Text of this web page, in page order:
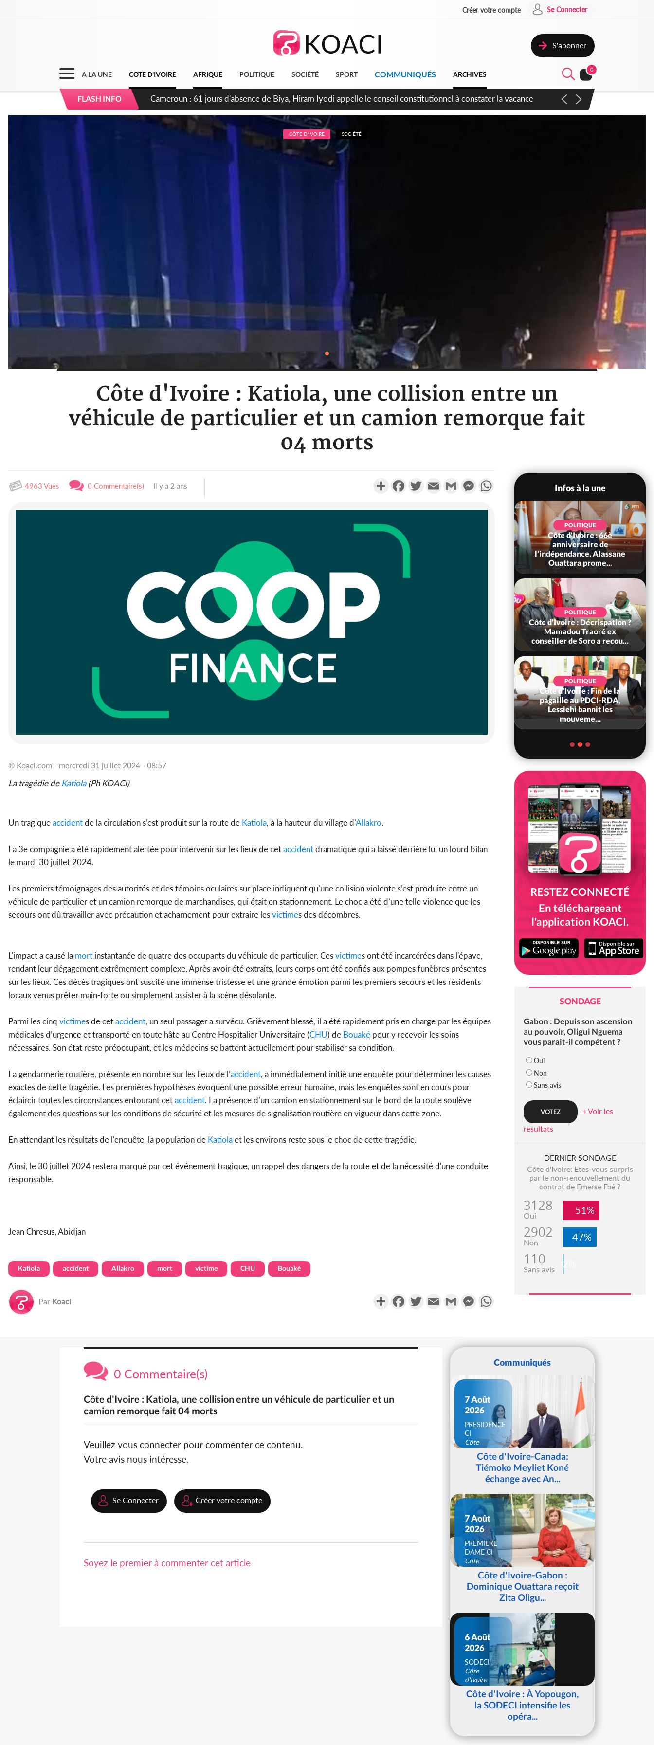
Créer votre compte Se Connecter
S'abonner
A LA UNE COTE D'IVOIRE AFRIQUE POLITIQUE SOCIÉTÉ SPORT COMMUNIQUÉS ARCHIVES
0
FLASH INFO Côte d'Ivoire : Fin de la pagaille au PDCI-RDA, Lessiehi bannit les mouvements sauvages
CÔTE D'IVOIRE SOCIÉTÉ
Côte d'Ivoire : Katiola, une collision entre un
véhicule de particulier et un camion remorque fait
04 morts
4963 Vues 0 Commentaire(s) Il y a 2 ans PartagerFacebookTwitterEmail Gmail MessengerWhatsApp
© Koaci.com - mercredi 31 juillet 2024 - 08:57
La tragédie deKatiola(Ph KOACI)
Un tragiqueaccidentde la circulation s’est produit sur la route de Katiola, à la hauteur du village d’Allakro.
La 3e compagnie a été rapidement alertée pour intervenir sur les lieux de cetaccidentdramatique qui a laissé derrière lui un lourd bilan
le mardi 30 juillet 2024.
Les premiers témoignages des autorités et des témoins oculaires sur place indiquent qu’une collision violente s’est produite entre un
véhicule de particulier et un camion remorque de marchandises, qui était en stationnement. Le choc a été d’une telle violence que les
secours ont dû travailler avec précaution et acharnement pour extraire lesvictimes des décombres.
L'impact a causé la mort instantanée de quatre des occupants du véhicule de particulier. Cesvictimes ont été incarcérées dans l'épave,
rendant leur dégagement extrêmement complexe. Après avoir été extraits, leurs corps ont été confiés aux pompes funèbres présentes
sur les lieux. Ces décès tragiques ont suscité une immense tristesse et une grande émotion parmi les premiers secours et les résidents
locaux venus prêter main-forte ou simplement assister à la scène désolante.
Parmi les cinq victimes de cetaccident, un seul passager a survécu. Grièvement blessé, il a été rapidement pris en charge par les équipes
médicales d’urgence et transporté en toute hâte au Centre Hospitalier Universitaire (CHU) de Bouaké pour y recevoir les soins
nécessaires. Son état reste préoccupant, et les médecins se battent actuellement pour stabiliser sa condition.
La gendarmerie routière, présente en nombre sur les lieux de l’accident, a immédiatement initié une enquête pour déterminer les causes
exactes de cette tragédie. Les premières hypothèses évoquent une possible erreur humaine, mais les enquêtes sont en cours pour
éclaircir toutes les circonstances entourant cetaccident. La présence d’un camion en stationnement sur le bord de la route soulève
également des questions sur les conditions de sécurité et les mesures de signalisation routière en vigueur dans cette zone.
En attendant les résultats de l'enquête, la population de Katiolaet les environs reste sous le choc de cette tragédie.
Ainsi, le 30 juillet 2024 restera marqué par cet événement tragique, un rappel des dangers de la route et de la nécessité d'une conduite
responsable.
Jean Chresus, Abidjan
Katiola accident Allakro mort victime CHU Bouaké
Par Koaci PartagerFacebookTwitterEmail Gmail MessengerWhatsApp
Infos à la une
d'absence de Biya, Hiram
Iyodi appelle le conseil
POLITIQUE
Côte d'Ivoire : 66è
anniversaire de
l'indépendance, Alassane
Ouattara prome...
POLITIQUE
Côte d'Ivoire : Décrispation ?
Mamadou Traoré ex
conseiller de Soro a recou...
POLITIQUE
Côte d'Ivoire : Fin de la
pagaille au PDCI-RDA,
Lessiehi bannit les
mouveme...
RESTEZ CONNECTÉ
En téléchargeant
l'application KOACI.
SONDAGE
Gabon : Depuis son ascension
au pouvoir, Oligui Nguema
vous parait-il compétent ?
Oui
Non
Sans avis
+ Voir les
resultats
DERNIER SONDAGE
Côte d'Ivoire: Etes-vous surpris
par le non-renouvellement du
contrat de Emerse Faé ?
3128
Oui 51%
2902
Non 47%
110
Sans avis 2%
0 Commentaire(s)
Côte d'Ivoire : Katiola, une collision entre un véhicule de particulier et un
camion remorque fait 04 morts
Veuillez vous connecter pour commenter ce contenu.
Votre avis nous intéresse.
Se Connecter Créer votre compte
Soyez le premier à commenter cet article
Communiqués
7 Août
2026
PRESIDENCE
CI
Côte
d'IvoireCôte d'Ivoire-Canada:
Tiémoko Meyliet Koné
échange avec An...
7 Août
2026
PREMIERE
DAME CI
Côte
d'IvoireCôte d'Ivoire-Gabon :
Dominique Ouattara reçoit
Zita Oligu...
6 Août
2026
SODECI
Côte
d'Ivoire
Côte d'Ivoire : À Yopougon,
la SODECI intensifie les
opéra...